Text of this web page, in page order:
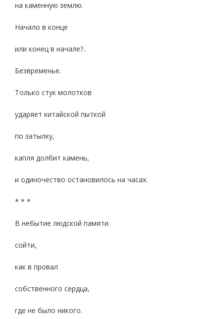
на каменную землю.
Начало в конце
или конец в начале?..
Безвременье.
Только стук молотков
ударяет китайской пыткой
по затылку,
капля долбит камень,
и одиночество остановилось на часах.
* * *
В небытие людской памяти
сойти,
как в провал
собственного сердца,
где не было никого.